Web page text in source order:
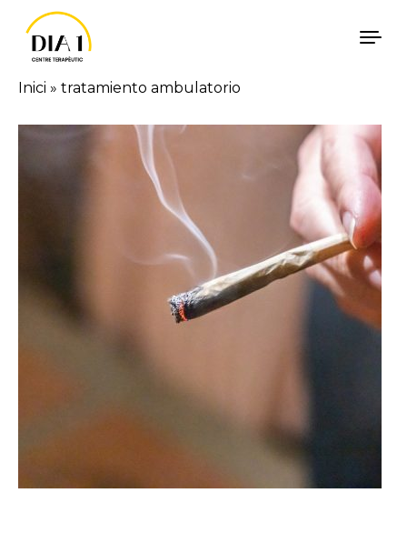
Vés al contingut
Inici » tratamiento ambulatorio
Català Español